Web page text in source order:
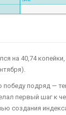
на 40,74
подряд —
первый шаг к
создания